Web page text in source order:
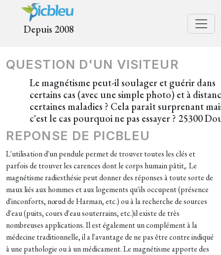
Depuis 2008
QUESTION D'UN VISITEUR
Le magnétisme peut-il soulager et guérir dans
certains cas (avec une simple photo) et à
certaines maladies ? Cela paraît surprenant
c'est le cas pourquoi ne pas essayer ? 25300
REPONSE DE PICBLEU
L'utilisation d'un pendule permet de trouver toutes les clés et
parfois de trouver les carences dont le corps humain pâtit,. Le
magnétisme radiesthésie peut donner des réponses à toute sorte de
maux liés aux hommes et aux logements qu'ils occupent (présence
d'inconforts, nœud de Harman, etc.) ou à la recherche de sources
d'eau (puits, cours d'eau souterrains, etc.)il existe de très
nombreuses applications. Il est également un complément à la
médecine traditionnelle, il a l'avantage de ne pas être contre indiqué
à une pathologie ou à un médicament. Le magnétisme apporte des